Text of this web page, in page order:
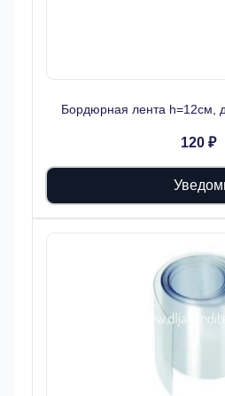
Бордюрная лента h=12см,
120 ₽